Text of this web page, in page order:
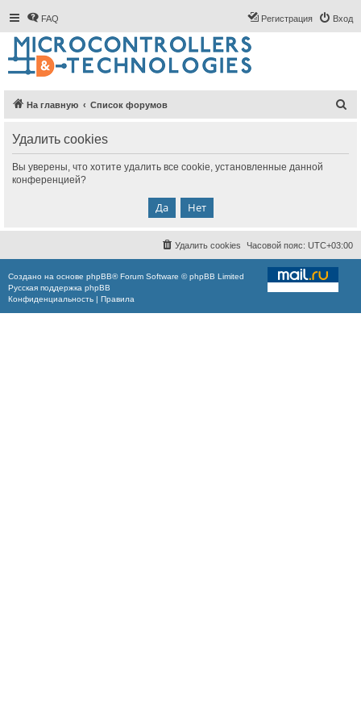
FAQ Вход
Регистрация
На главную Список форумов
Удалить cookies
Вы уверены, что хотите удалить все cookie, установленные данной
конференцией?
Часовой пояс: UTC+03:00
Удалить cookies
Создано на основе phpBB® Forum Software © phpBB Limited
Русская поддержка phpBB
Конфиденциальность | Правила